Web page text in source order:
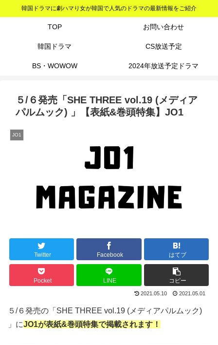
韓国ドラマに劇ハマり女が韓国で人気のドラマの最新情報をご紹介
TOP お問い合わせ
韓国ドラマ CS放送予定
BS・WOWOW 2024年放送予定ドラマ
５/６発売「SHE THREE vol.19 (メディア
パルムック) 」【表紙&巻頭特集】JO1
JO1
Twitter Facebook はてブ
Pocket LINE コピー
2021.05.10 2021.05.01
５/６発売の「SHE THREE vol.19 (メディアパルムック)
」にJO1が表紙&巻頭特集で掲載されます！